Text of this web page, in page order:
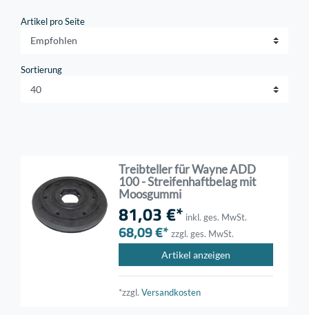
Artikel pro Seite
Sortierung
Treibteller für Wayne ADD
100 - Streifenhaftbelag mit
Moosgummi
81,03 €* inkl. ges. MwSt.
68,09 €* zzgl. ges. MwSt.
Artikel anzeigen
*zzgl.Versandkosten